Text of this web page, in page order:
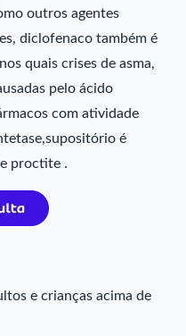
outros agentes
diclofenaco também é
quais crises de asma,
pelo ácido
com atividade
é
proctite .
e crianças acima de